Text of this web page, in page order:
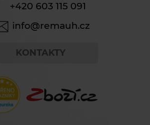
+420 603 115 091
info@remauh.cz
KONTAKTY